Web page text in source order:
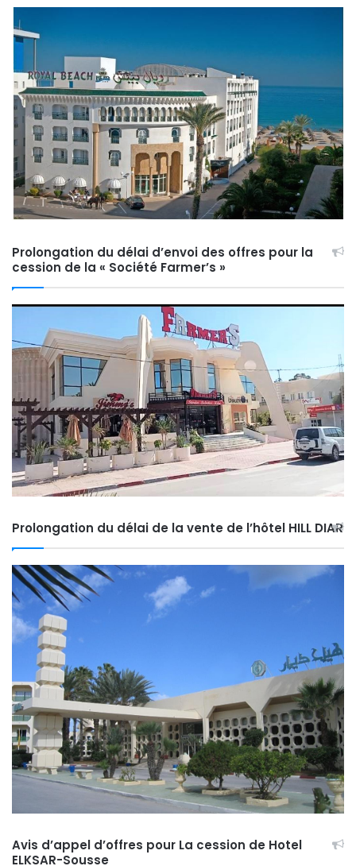
Prolongation du délai d’envoi des offres pour la
cession de la « Société Farmer’s »
Prolongation du délai de la vente de l’hôtel HILL DIAR
Avis d’appel d’offres pour La cession de Hotel
ELKSAR-Sousse